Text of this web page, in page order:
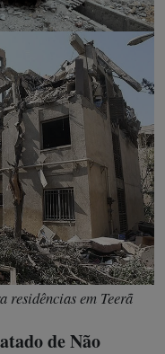
residências em Teerã
de Não